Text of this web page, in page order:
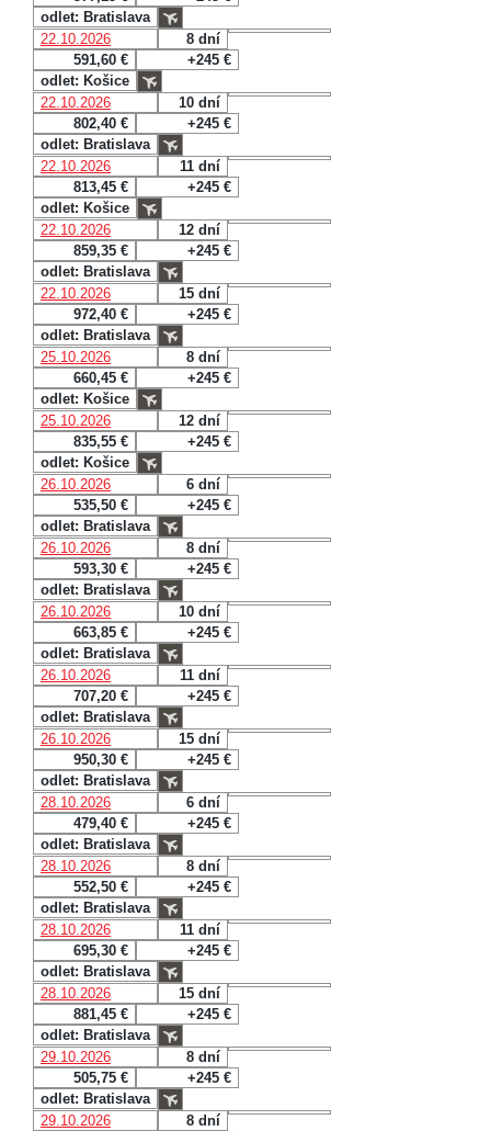
odlet: Bratislava
22.10.2026
8 dní
591,60 €
+245 €
odlet: Košice
22.10.2026
10 dní
802,40 €
+245 €
odlet: Bratislava
22.10.2026
11 dní
813,45 €
+245 €
odlet: Košice
22.10.2026
12 dní
859,35 €
+245 €
odlet: Bratislava
22.10.2026
15 dní
972,40 €
+245 €
odlet: Bratislava
25.10.2026
8 dní
660,45 €
+245 €
odlet: Košice
25.10.2026
12 dní
835,55 €
+245 €
odlet: Košice
26.10.2026
6 dní
535,50 €
+245 €
odlet: Bratislava
26.10.2026
8 dní
593,30 €
+245 €
odlet: Bratislava
26.10.2026
10 dní
663,85 €
+245 €
odlet: Bratislava
26.10.2026
11 dní
707,20 €
+245 €
odlet: Bratislava
26.10.2026
15 dní
950,30 €
+245 €
odlet: Bratislava
28.10.2026
6 dní
479,40 €
+245 €
odlet: Bratislava
28.10.2026
8 dní
552,50 €
+245 €
odlet: Bratislava
28.10.2026
11 dní
695,30 €
+245 €
odlet: Bratislava
28.10.2026
15 dní
881,45 €
+245 €
odlet: Bratislava
29.10.2026
8 dní
505,75 €
+245 €
odlet: Bratislava
29.10.2026
8 dní